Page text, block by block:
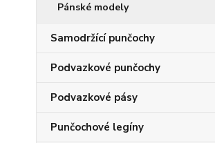
Pánské modely
Samodržící punčochy
Podvazkové punčochy
Podvazkové pásy
Punčochové legíny